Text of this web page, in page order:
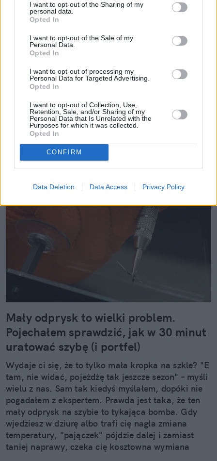
I want to opt-out of the Sharing of my
personal data.
Opted In
I want to opt-out of the Sale of my
Personal Data.
Opted In
I want to opt-out of processing my
Personal Data for Targeted Advertising.
Opted In
I want to opt-out of Collection, Use,
Retention, Sale, and/or Sharing of my
Personal Data that Is Unrelated with the
Purposes for which it was collected.
Opted In
CONFIRM
Data Deletion Data Access Privacy Policy
Mały odprysk to wielki problem.
Pojechałem sprawdzić, jak w 30 minut
uratować szybę (i portfel)
Wydaje ci się, że to tylko mała kropka na szkle? "E
tam, nie widać, pojeżdżę tak jeszcze sezon" – myśli
wielu z nas. Sam tak kiedyś myślałem, dopóki nie
pogadałem z ekspertem. Prawda jest taka, że ten
mały odprysk na szybie to tykająca bomba. Gdy
wjedziesz w dziurę albo trafi cię nagła zmiana
temperatury, "pajączek" pójdzie dalej i zamiast
taniej naprawy, czeka cię kosztowna wymiana